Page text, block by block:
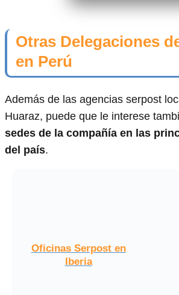
Otras Delegaciones
en Perú
Además de las agencias serpost
Huaraz, puede que le interese
sedes de la compañía en las
del país.
Oficinas Serpost en
Iberia